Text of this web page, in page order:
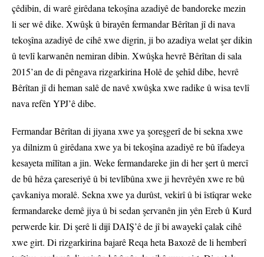
çêdibin, di warê girêdana tekoşîna azadiyê de bandoreke mezin
li ser wê dike. Xwûşk û birayên fermandar Bêrîtan jî di nava
tekoşîna azadiyê de cihê xwe digrin, ji bo azadiya welat şer dikin
û tevlî karwanên nemiran dibin. Xwûşka hevrê Bêrîtan di sala
2015’an de di pêngava rizgarkirina Holê de şehîd dibe, hevrê
Bêrîtan jî di heman salê de navê xwûşka xwe radike û wisa tevlî
nava refên YPJ’ê dibe.
Fermandar Bêrîtan di jiyana xwe ya şoreşgerî de bi sekna xwe
ya dilnizm û girêdana xwe ya bi tekoşîna azadiyê re bû îfadeya
kesayeta mîlîtan a jin. Weke fermandareke jin di her şert û mercî
de bû hêza çareseriyê û bi tevlîbûna xwe ji hevrêyên xwe re bû
çavkaniya moralê. Sekna xwe ya durûst, vekirî û bi îstîqrar weke
fermandareke demê jiya û bi sedan şervanên jin yên Ereb û Kurd
perwerde kir. Di şerê li dijî DAIŞ’ê de jî bi awayekî çalak cihê
xwe girt. Di rizgarkirina bajarê Reqa heta Baxozê de li hemberî